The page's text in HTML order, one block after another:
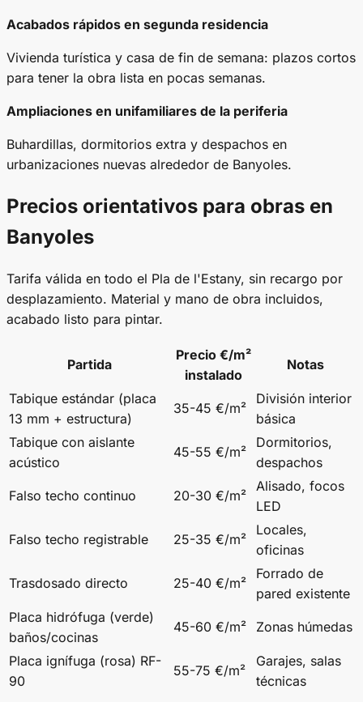
Acabados rápidos en segunda residencia
Vivienda turística y casa de fin de semana: plazos cortos
para tener la obra lista en pocas semanas.
Ampliaciones en unifamiliares de la periferia
Buhardillas, dormitorios extra y despachos en
urbanizaciones nuevas alrededor de Banyoles.
Precios orientativos para obras en
Banyoles
Tarifa válida en todo el Pla de l'Estany, sin recargo por
desplazamiento. Material y mano de obra incluidos,
acabado listo para pintar.
Partida
Precio €/m²
instalado
Notas
Tabique estándar (placa
13 mm + estructura)
35-45 €/m²
División interior
básica
Tabique con aislante
acústico
45-55 €/m²
Dormitorios,
despachos
Falso techo continuo 20-30 €/m²
Alisado, focos
LED
Falso techo registrable 25-35 €/m²
Locales,
oficinas
Trasdosado directo 25-40 €/m²
Forrado de
pared existente
Placa hidrófuga (verde)
baños/cocinas
45-60 €/m² Zonas húmedas
Placa ignífuga (rosa) RF-
90
55-75 €/m²
Garajes, salas
técnicas